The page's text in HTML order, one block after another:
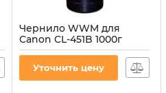
Чернило WWM для
Canon CL-451B 1000г
Black водорастворимое
C45/B-4
Уточнить цену